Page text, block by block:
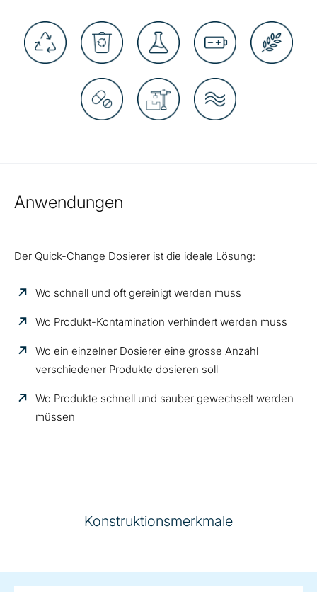
Anwendungen
Der Quick-Change Dosierer ist die ideale Lösung:
Wo schnell und oft gereinigt werden muss
Wo Produkt-Kontamination verhindert werden muss
Wo ein einzelner Dosierer eine grosse Anzahl
verschiedener Produkte dosieren soll
Wo Produkte schnell und sauber gewechselt werden
müssen
Konstruktionsmerkmale